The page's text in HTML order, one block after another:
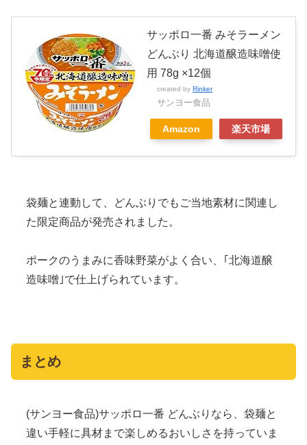
サッポロ一番 みそラーメン
どんぶり 北海道醸造味噌使
用 78g ×12個
created by Rinker
サンヨー食品
Amazon 楽天市場
袋麺と連動して、どんぶりでもご当地素材に関連し
た限定商品が発売されました。
ポークのうまみに香味野菜がよく合い、｢北海道醸
造味噌｣で仕上げられています。
まとめ
(サンヨー食品)サッポロ一番 どんぶりなら、袋麺と
違い手軽に具材まで楽しめるおいしさを持っていま